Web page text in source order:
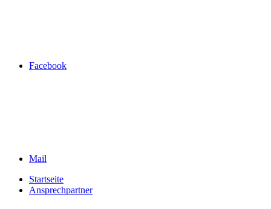
Facebook
Mail
Startseite
Ansprechpartner